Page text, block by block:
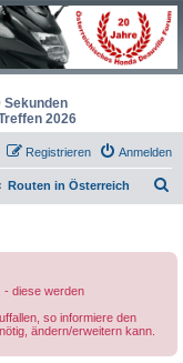
Sekunden
2026
Anmelden
Registrieren
Routen in Österreich
- diese werden
so informiere den
ändern/erweitern kann.